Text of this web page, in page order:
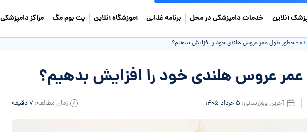
آنلاین خدمات دامپزشکی در محل برنامه غذایی آموزشگاه آنلاین پت بوم مگ مراکز دامپزشکی
-چطور طول عمر عروس هلندی خود را افزایش بدهیم؟
عروس هلندی خود را افزایش بدهیم؟
آخرین بروزرسانی: ۵ خرداد ۱۴۰۵ زمان مطالعه: ۷ دقیقه